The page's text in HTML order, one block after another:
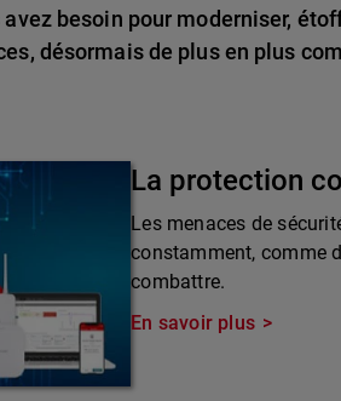
besoin pour moderniser,
désormais de plus en plus
La protection
Les menaces de
constamment, comme
combattre.
En savoir plus